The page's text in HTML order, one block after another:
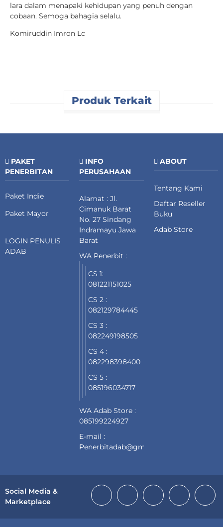
lara dalam menapaki kehidupan yang penuh dengan
cobaan. Semoga bahagia selalu.
Komiruddin Imron Lc
Produk Terkait
PAKET
PENERBITAN
Paket Indie
Paket Mayor
LOGIN PENULIS
ADAB
INFO
PERUSAHAAN
Alamat : Jl.
Cimanuk Barat
No. 27 Sindang
Indramayu Jawa
Barat
WA Penerbit :
CS 1:
081221151025
CS 2 :
082129784445
CS 3 :
082249198505
CS 4 :
082298398400
CS 5 :
085196034717
WA Adab Store :
085199224927
E-mail :
Penerbitadab@gmail.com
ABOUT
Tentang Kami
Daftar Reseller
Buku
Adab Store
Social Media &
Marketplace